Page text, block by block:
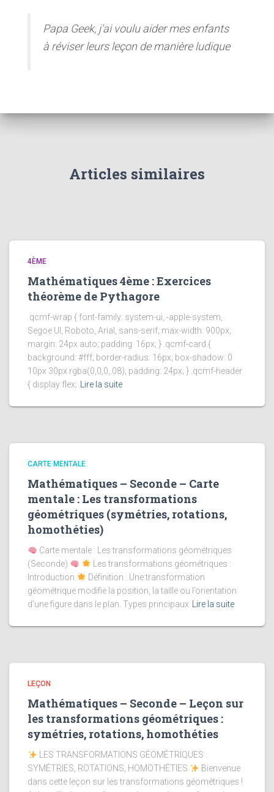
Papa Geek, j'ai voulu aider mes enfants
à réviser leurs leçon de manière ludique
Articles similaires
4ÈME
Mathématiques 4ème : Exercices
théorème de Pythagore
.qcmf-wrap { font-family: system-ui, -apple-system,
Segoe UI, Roboto, Arial, sans-serif; max-width: 900px;
margin: 24px auto; padding: 16px; } .qcmf-card {
background: #fff; border-radius: 16px; box-shadow: 0
10px 30px rgba(0,0,0,.08); padding: 24px; } .qcmf-header
{ display:flex; Lire la suite
CARTE MENTALE
Mathématiques – Seconde – Carte
mentale : Les transformations
géométriques (symétries, rotations,
homothéties)
Carte mentale : Les transformations géométriques
(Seconde)
Les transformations géométriques :
Introduction
Définition : Une transformation
géométrique modifie la position, la taille ou l’orientation
d’une figure dans le plan. Types principaux Lire la suite
LEÇON
Mathématiques – Seconde – Leçon sur
les transformations géométriques :
symétries, rotations, homothéties
LES TRANSFORMATIONS GÉOMÉTRIQUES :
SYMÉTRIES, ROTATIONS, HOMOTHÉTIES
Bienvenue
dans cette leçon sur les transformations géométriques !